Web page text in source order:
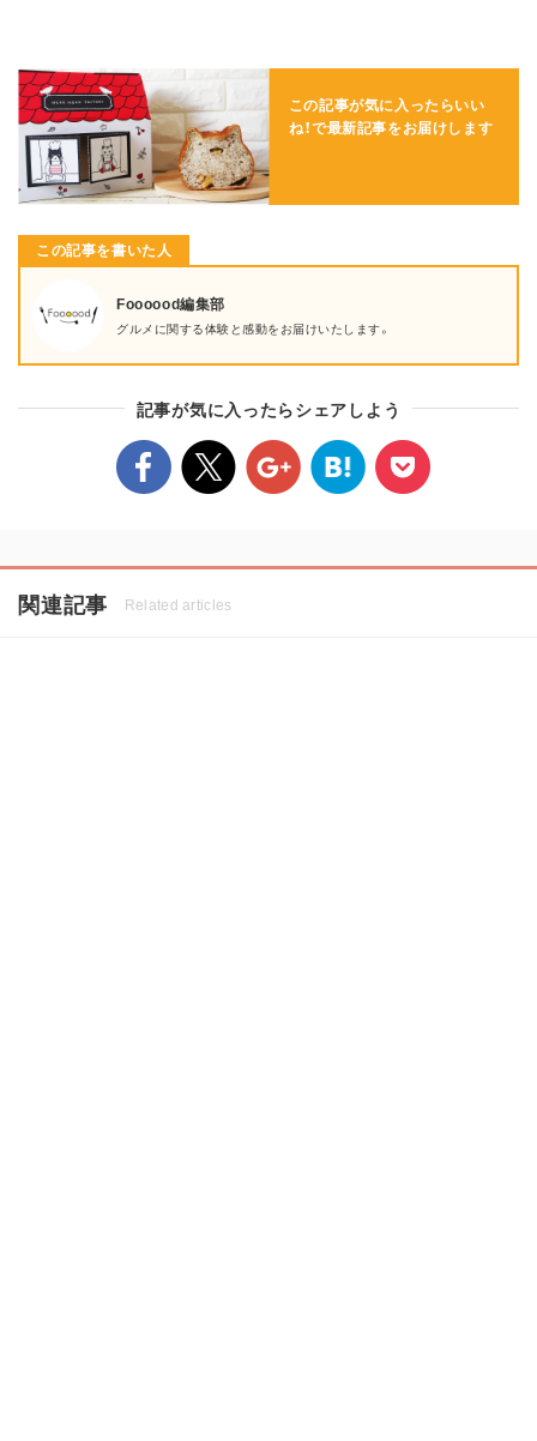
この記事が気に入ったらいい
ね！で最新記事をお届けします
この記事を書いた人
Foooood編集部
グルメに関する体験と感動をお届けいたします。
記事が気に入ったらシェアしよう
関連記事 Related articles